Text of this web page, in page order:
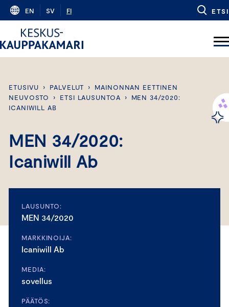
Skip
content
EN SV FI ETSI
ETUSIVU › PALVELUT ›
MAINONNAN EETTINEN
NEUVOSTO
› ETSI LAUSUNTOA ›
MEN 34/2020:
ICANIWILL AB
MEN 34/2020:
Icaniwill Ab
LAUSUNTO:
MEN 34/2020
MARKKINOIJA:
Icaniwill Ab
MEDIA:
sovellus
PÄÄTÖS: